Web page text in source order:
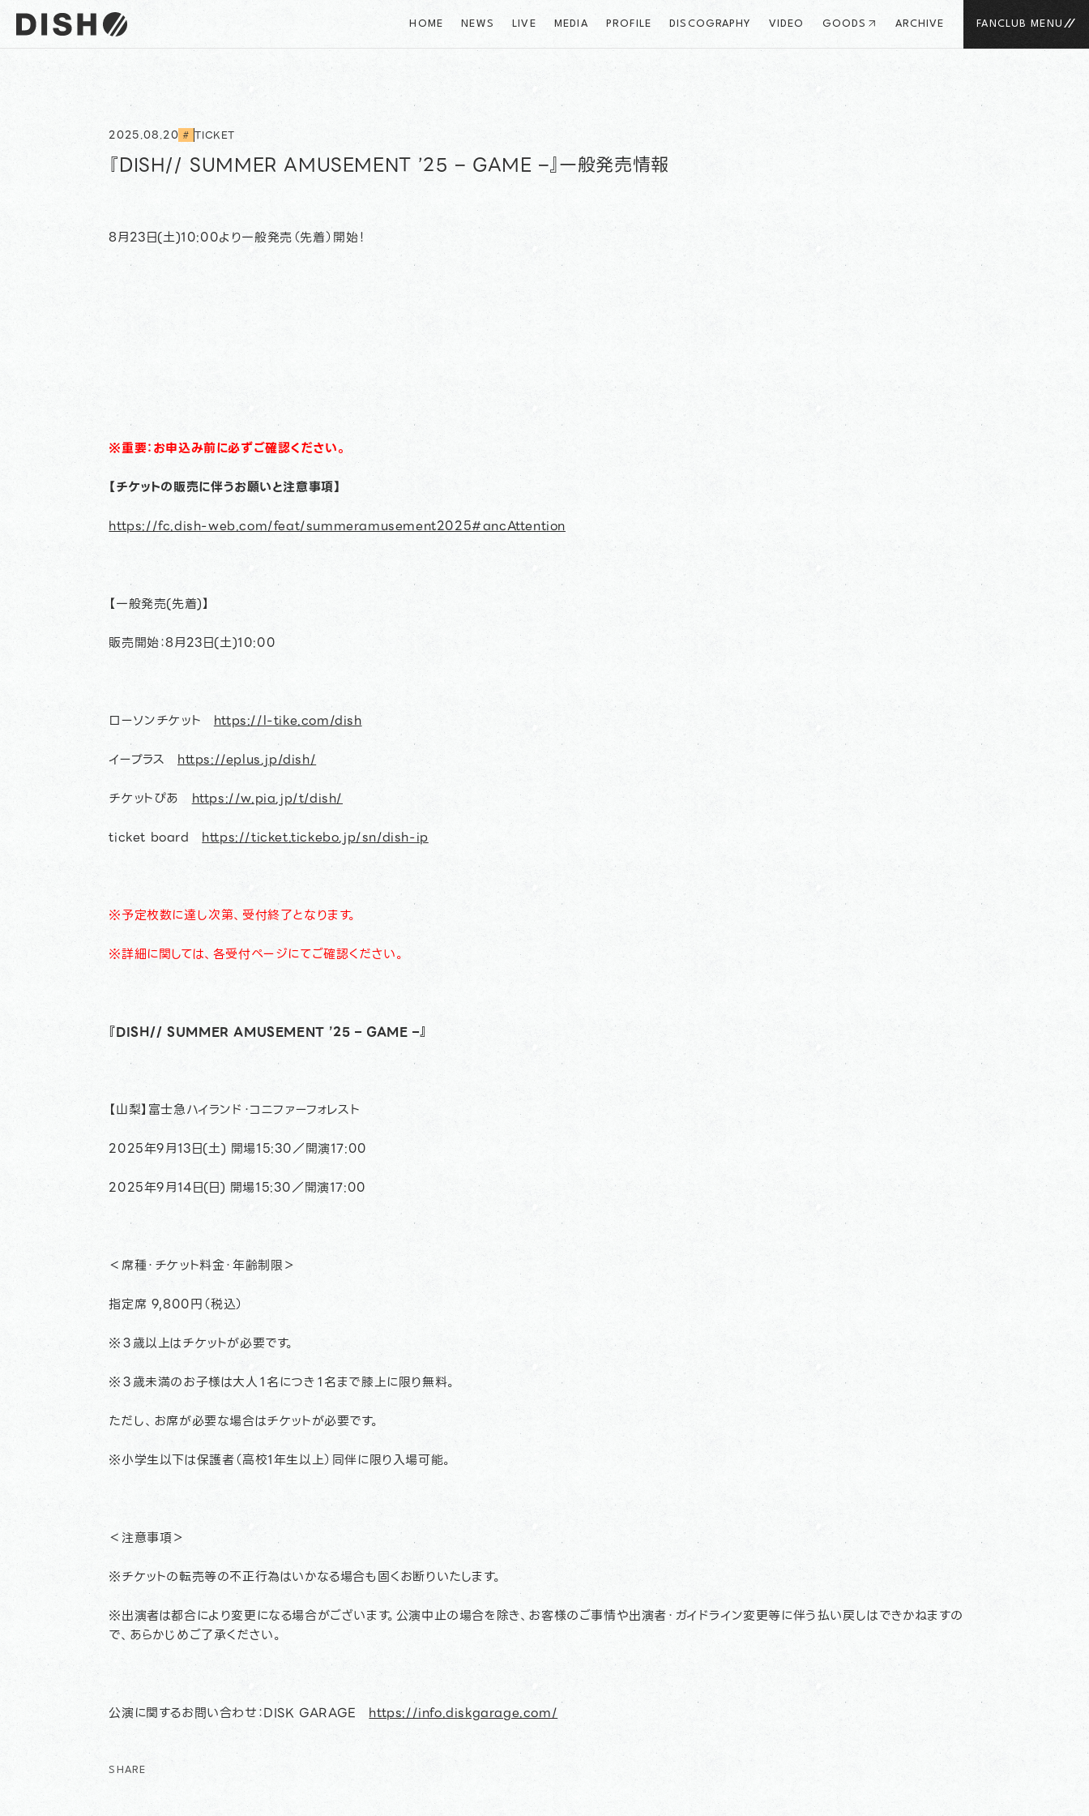
DISH// サイトトップへ NEWS LIVE MEDIA PROFILE DISCOGRAPHY VIDEO GOODS ARCHIVE
HOME FANCLUB MENU
2025.08.20 # TICKET
『DISH// SUMMER AMUSEMENT ’25 – GAME –』一般発売情報
8月23日(土)10:00より一般発売（先着）開始！
※重要：お申込み前に必ずご確認ください。
【チケットの販売に伴うお願いと注意事項】
https://fc.dish-web.com/feat/summeramusement2025#ancAttention
【一般発売(先着)】
販売開始：8月23日(土)10:00
ローソンチケットhttps://l-tike.com/dish
イープラス https://eplus.jp/dish/
チケットぴあhttps://w.pia.jp/t/dish/
ticket boardhttps://ticket.tickebo.jp/sn/dish-ip
※予定枚数に達し次第、受付終了となります。
※詳細に関しては、各受付ページにてご確認ください。
『DISH// SUMMER AMUSEMENT ’25 – GAME –』
【山梨】富士急ハイランド・コニファーフォレスト
2025年9月13日(土) 開場15:30／開演17:00
2025年9月14日(日) 開場15:30／開演17:00
＜席種・チケット料金・年齢制限＞
指定席 9,800円（税込）
※３歳以上はチケットが必要です。
※３歳未満のお子様は大人１名につき１名まで膝上に限り無料。
ただし、お席が必要な場合はチケットが必要です。
※小学生以下は保護者（高校1年生以上）同伴に限り入場可能。
＜注意事項＞
※チケットの転売等の不正行為はいかなる場合も固くお断りいたします。
※出演者は都合により変更になる場合がございます。公演中止の場合を除き、お客様のご事情や出演者・ガイドライン変更等に伴う払い戻しはできかねますの
で、あらかじめご了承ください。
公演に関するお問い合わせ：DISK GARAGEhttps://info.diskgarage.com/
SHARE